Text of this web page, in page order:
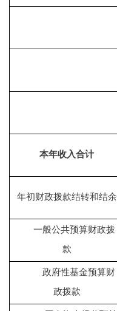
本年收入合计
年初财政拨款结转和结余
一般公共预算财政拨
款
政府性基金预算财
政拨款